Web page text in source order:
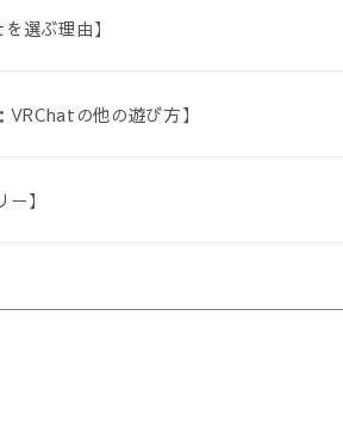
を選ぶ理由】
VRChatの他の遊び方】
ー】